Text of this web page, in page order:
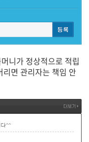
니가 정상적으로 적립
면 관리자는 책임 안